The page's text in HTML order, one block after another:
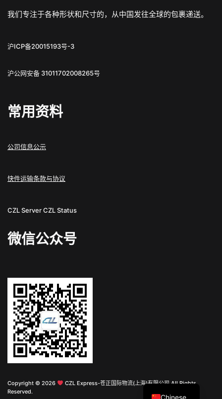
我们专注于各种形状和尺寸的，从中国发往全球的包裹递送。
沪ICP备20015193号-3
沪公网安备 31011702008265号
常用资料
公司信息公示
快件运输条款与协议
CZL ServerCZL Status
微信公众号
Copyright © 2026
CZL Express-苍正国际物流(上海)有限公司 All Rights
Reserved.
Chinese
English